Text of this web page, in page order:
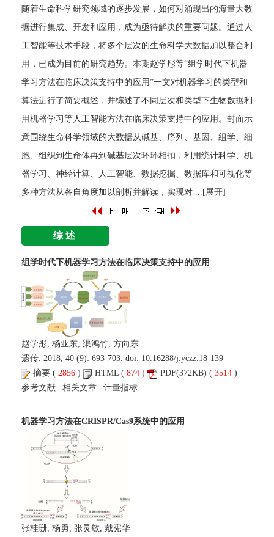
随着生命科学研究领域的逐步发展，如何对涌现出的海量大数
据进行集成、开发和应用，成为亟待解决的重要问题。通过人
工智能等技术手段，将多个层次的生命科学大数据加以整合利
用，已成为目前的研究趋势。本期赵学彤等“组学时代下机器
学习方法在临床决策支持中的应用”一文对机器学习的类型和
算法进行了简要概述，并综述了不同层次和类型下生物数据利
用机器学习等人工智能方法在临床决策支持中的应用。封面示
意围绕生命科学领域的大数据从碱基、序列、基因、组学、细
胞、组织到生命体再到碱基层次环环相扣，利用统计科学、机
器学习、神经计算、人工智能、数据挖掘、数据库和可视化等
多种方法从各自角度加以剖析并解读，实现对
...[展开]
综述
组学时代下机器学习方法在临床决策支持中的应用
赵学彤, 杨亚东, 渠鸿竹, 方向东
遗传. 2018, 40 (9): 693-703. doi: 10.16288/j.yczz.18-139
摘要 ( 2856 ) HTML ( 874 ) PDF(372KB) ( 3514 )
参考文献
相关文章 计量指标
机器学习方法在CRISPR/Cas9系统中的应用
张桂珊, 杨勇, 张灵敏, 戴宪华